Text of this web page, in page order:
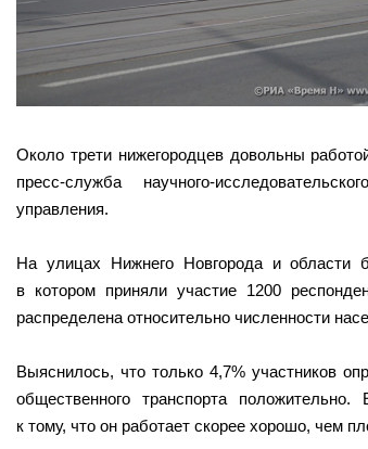
Около трети нижегородцев довольны
пресс-служба научного-
управления.
На улицах Нижнего Новгорода и области
в котором приняли участие 1200
распределена относительно численности
Выяснилось, что только 4,7% участников
общественного транспорта
к тому, что он работает скорее хорошо, чем